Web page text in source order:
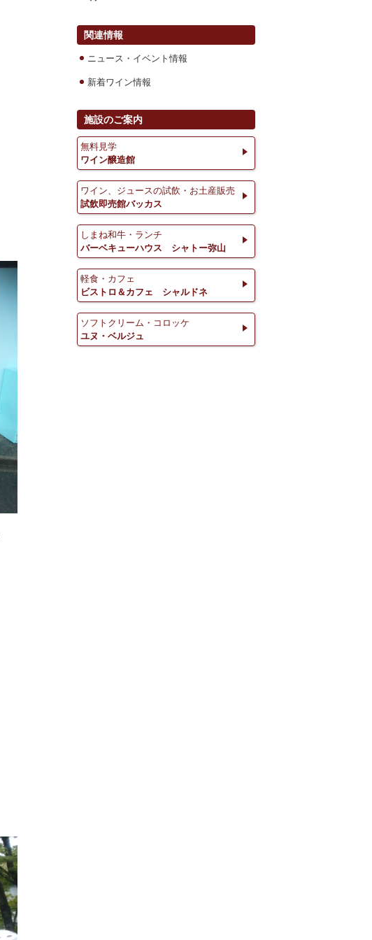
関連情報
ニュース・イベント情報
新着ワイン情報
施設のご案内
無料見学
ワイン醸造館
ワイン、ジュースの試飲・お土産販売
試飲即売館バッカス
しまね和牛・ランチ
バーベキューハウス シャトー弥山
軽食・カフェ
ビストロ＆カフェ シャルドネ
ソフトクリーム・コロッケ
ユヌ・ベルジュ